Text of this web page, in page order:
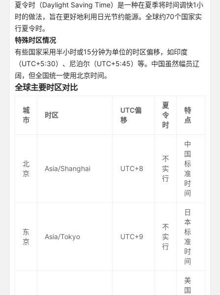
夏令时（Daylight Saving Time）是一种在夏季将时间调快1小
时的做法，旨在更好地利用日光节约能源。全球约70个国家实
行夏令时。
特殊时区情况
有些国家采用半小时或15分钟为单位的时区偏移，如印度
（UTC+5:30）、尼泊尔（UTC+5:45）等。中国虽然幅员辽
阔，但全国统一使用北京时间。
全球主要时区对比
城
市
时区
UTC偏
移
夏
令
时
特
点
北
京
Asia/Shanghai UTC+8
不
实
行
中
国
标
准
时
间
东
京
Asia/Tokyo UTC+9
不
实
行
日
本
标
准
时
间
美
国